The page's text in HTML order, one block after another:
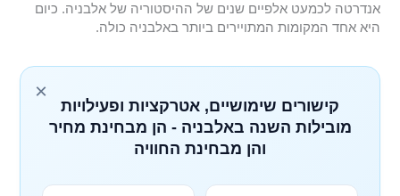
אנדרטה לכמעט אלפיים שנים של ההיסטוריה של אלבניה. כיום
היא אחד המקומות המתויירים ביותר באלבניה כולה.
×
קישורים שימושיים, אטרקציות ופעילויות
מובילות השנה באלבניה - הן מבחינת מחיר
והן מבחינת החוויה